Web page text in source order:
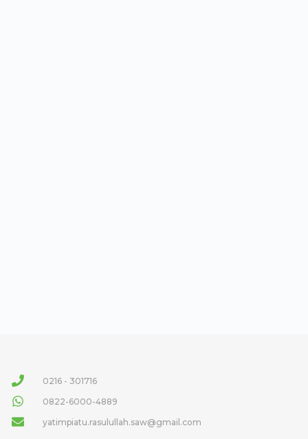
0216 - 301716
0822-6000-4889
yatimpiatu.rasulullah.saw@gmail.com